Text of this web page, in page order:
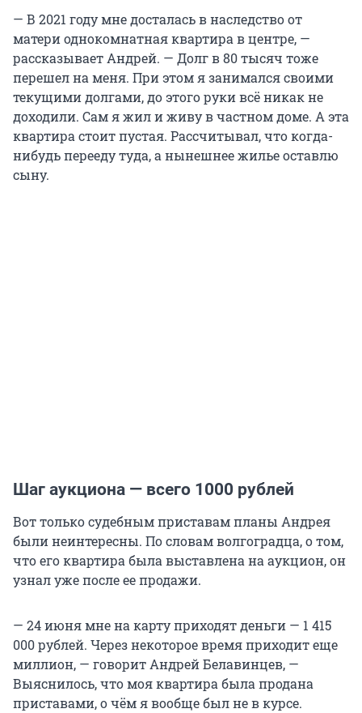
— В 2021 году мне досталась в наследство от
матери однокомнатная квартира в центре, —
рассказывает Андрей. — Долг в 80 тысяч тоже
перешел на меня. При этом я занимался своими
текущими долгами, до этого руки всё никак не
доходили. Сам я жил и живу в частном доме. А эта
квартира стоит пустая. Рассчитывал, что когда-
нибудь перееду туда, а нынешнее жилье оставлю
сыну.
Шаг аукциона — всего 1000 рублей
Вот только судебным приставам планы Андрея
были неинтересны. По словам волгоградца, о том,
что его квартира была выставлена на аукцион, он
узнал уже после ее продажи.
— 24 июня мне на карту приходят деньги — 1 415
000 рублей. Через некоторое время приходит еще
миллион, — говорит Андрей Белавинцев, —
Выяснилось, что моя квартира была продана
приставами, о чём я вообще был не в курсе.